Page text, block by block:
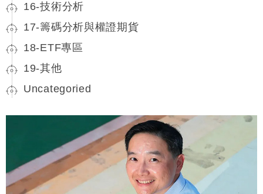
16-技術分析
17-籌碼分析與權證期貨
18-ETF專區
19-其他
Uncategoried